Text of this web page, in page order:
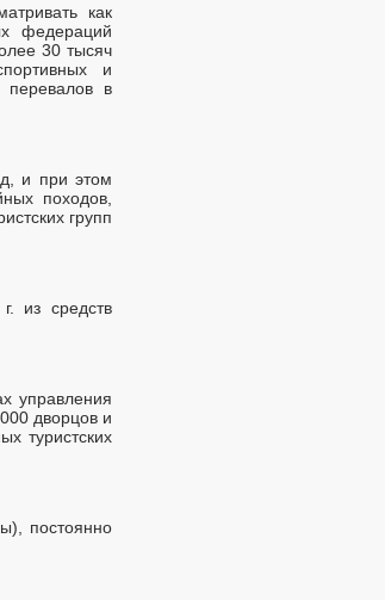
как
федераций
30 тысяч
и
в
и при этом
походов,
групп
из средств
управления
дворцов и
туристских
постоянно